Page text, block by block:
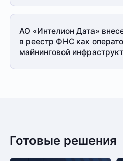
АО «Интелион Дата»
в реестр ФНС как
майнинговой
Готовые решения